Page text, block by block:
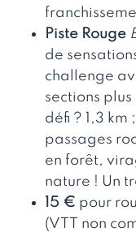
Piste Rouge
de
challenge
sections
défi ? 1,3
passages
en forêt,
nature ! Un
15 € pour
(VTT non